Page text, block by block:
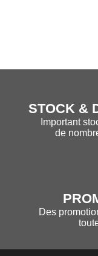
STOCK &
Important
de
Des